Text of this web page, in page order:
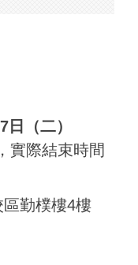
日（二）
，實際結束時間
勤樸樓4樓